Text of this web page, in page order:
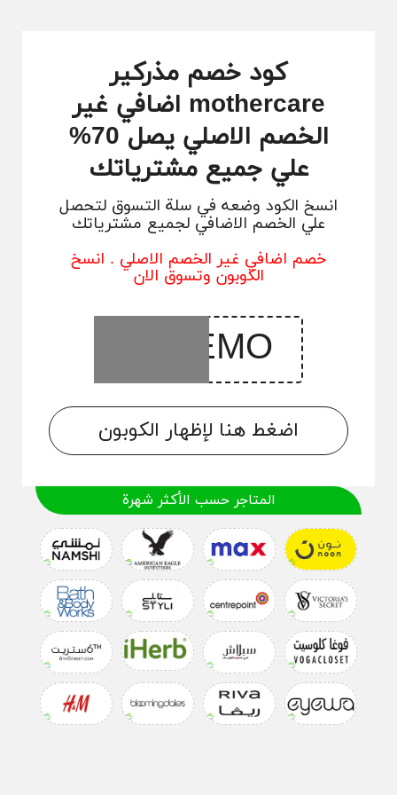
كود خصم مذركير
mothercare اضافي غير
الخصم الاصلي يصل 70%
علي جميع مشترياتك
انسخ الكود وضعه في سلة التسوق لتحصل
علي الخصم الاضافي لجميع مشترياتك
خصم اضافي غير الخصم الاصلي . انسخ
الكوبون وتسوق الان
اضغط هنا لإظهار الكوبون
المتاجر حسب الأكثر شهرة